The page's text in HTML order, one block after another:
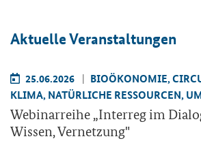
Ak­tu­el­le Ver­an­stal­tun­gen
25.06.2026
BIO­ÖKO­NO­MIE,
KLIMA, NA­TÜR­LI­CHE RES­SOUR­CEN,
We­bi­nar­rei­he „Interregim
Wis­sen, Ver­net­zung"